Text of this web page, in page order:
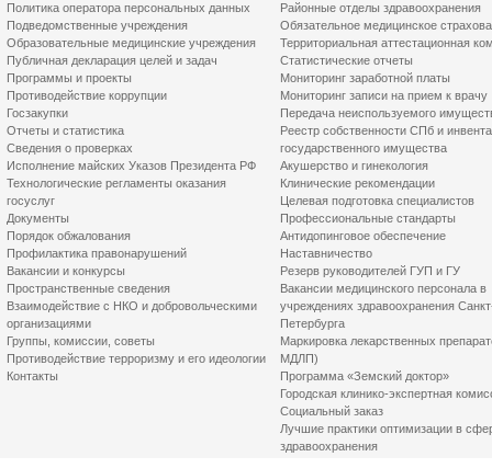
Политика оператора персональных данных
Подведомственные учреждения
Образовательные медицинские учреждения
Публичная декларация целей и задач
Программы и проекты
Противодействие коррупции
Госзакупки
Отчеты и статистика
Сведения о проверках
Исполнение майских Указов Президента РФ
Технологические регламенты оказания
госуслуг
Документы
Порядок обжалования
Профилактика правонарушений
Вакансии и конкурсы
Пространственные сведения
Взаимодействие с НКО и добровольческими
организациями
Группы, комиссии, советы
Противодействие терроризму и его идеологии
Контакты
Районные отделы здравоохранения
Обязательное медицинское
Территориальная аттестационная
Статистические отчеты
Мониторинг заработной платы
Мониторинг записи на прием к врачу
Передача неиспользуемого
Реестр собственности СПб и
государственного имущества
Акушерство и гинекология
Клинические рекомендации
Целевая подготовка специалистов
Профессиональные стандарты
Антидопинговое обеспечение
Наставничество
Резерв руководителей ГУП и ГУ
Вакансии медицинского персонала в
учреждениях здравоохранения
Петербурга
Маркировка лекарственных
МДЛП)
Программа «Земский доктор»
Городская клинико-экспертная
Социальный заказ
Лучшие практики оптимизации в
здравоохранения